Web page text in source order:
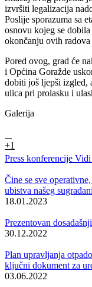
„Mi smo zadovoljni sa
prije snježnih
zgrada u ulici Maršala
oštećenje krovnog